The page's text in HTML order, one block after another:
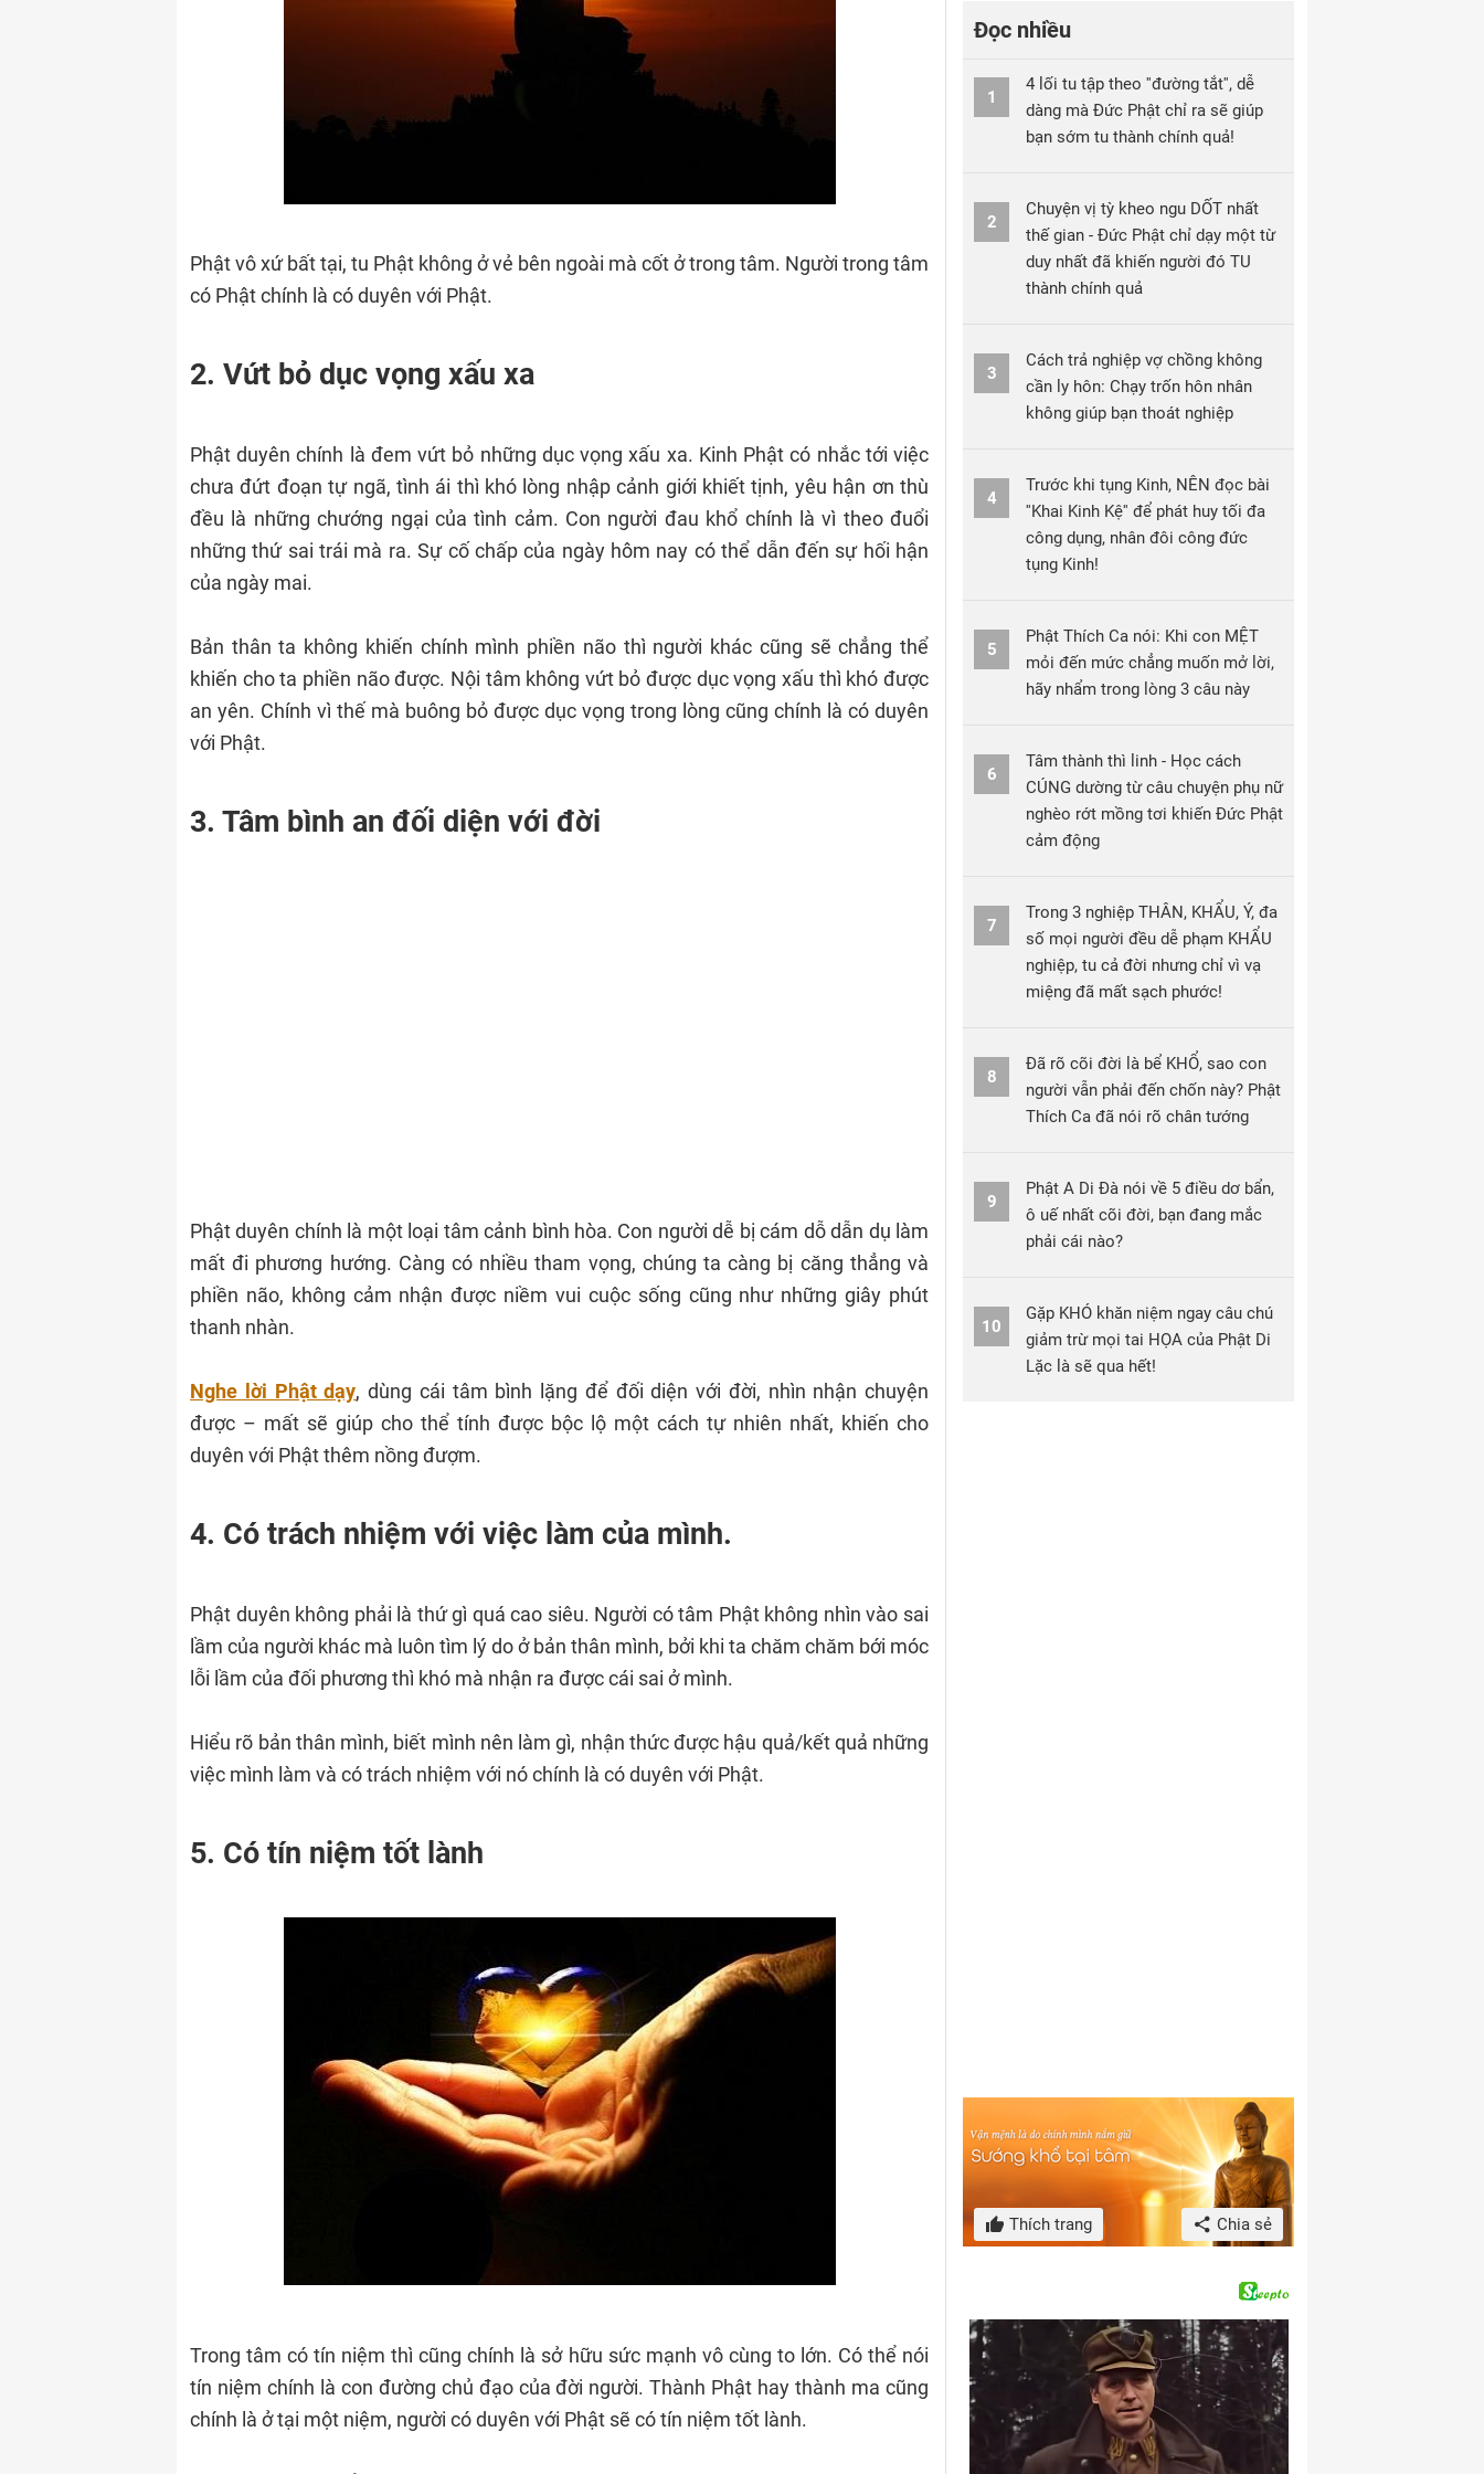
Phật vô xứ bất tại, tu Phật không ở vẻ bên ngoài mà cốt ở trong tâm. Người trong tâm
có Phật chính là có duyên với Phật.
2. Vứt bỏ dục vọng xấu xa
Phật duyên chính là đem vứt bỏ những dục vọng xấu xa. Kinh Phật có nhắc tới việc
chưa đứt đoạn tự ngã, tình ái thì khó lòng nhập cảnh giới khiết tịnh, yêu hận ơn thù
đều là những chướng ngại của tình cảm. Con người đau khổ chính là vì theo đuổi
những thứ sai trái mà ra. Sự cố chấp của ngày hôm nay có thể dẫn đến sự hối hận
của ngày mai.
Bản thân ta không khiến chính mình phiền não thì người khác cũng sẽ chẳng thể
khiến cho ta phiền não được. Nội tâm không vứt bỏ được dục vọng xấu thì khó được
an yên. Chính vì thế mà buông bỏ được dục vọng trong lòng cũng chính là có duyên
với Phật.
3. Tâm bình an đối diện với đời
Phật duyên chính là một loại tâm cảnh bình hòa. Con người dễ bị cám dỗ dẫn dụ làm
mất đi phương hướng. Càng có nhiều tham vọng, chúng ta càng bị căng thẳng và
phiền não, không cảm nhận được niềm vui cuộc sống cũng như những giây phút
thanh nhàn.
Nghe lời Phật dạy, dùng cái tâm bình lặng để đối diện với đời, nhìn nhận chuyện
được – mất sẽ giúp cho thể tính được bộc lộ một cách tự nhiên nhất, khiến cho
duyên với Phật thêm nồng đượm.
4. Có trách nhiệm với việc làm của mình.
Phật duyên không phải là thứ gì quá cao siêu. Người có tâm Phật không nhìn vào sai
lầm của người khác mà luôn tìm lý do ở bản thân mình, bởi khi ta chăm chăm bới móc
lỗi lầm của đối phương thì khó mà nhận ra được cái sai ở mình.
Hiểu rõ bản thân mình, biết mình nên làm gì, nhận thức được hậu quả/kết quả những
việc mình làm và có trách nhiệm với nó chính là có duyên với Phật.
5. Có tín niệm tốt lành
Trong tâm có tín niệm thì cũng chính là sở hữu sức mạnh vô cùng to lớn. Có thể nói
tín niệm chính là con đường chủ đạo của đời người. Thành Phật hay thành ma cũng
chính là ở tại một niệm, người có duyên với Phật sẽ có tín niệm tốt lành.
Đọc nhiều
1
4 lối tu tập theo ''đường tắt'', dễ
dàng mà Đức Phật chỉ ra sẽ giúp
bạn sớm tu thành chính quả!
2
Chuyện vị tỳ kheo ngu DỐT nhất
thế gian - Đức Phật chỉ dạy một từ
duy nhất đã khiến người đó TU
thành chính quả
3
Cách trả nghiệp vợ chồng không
cần ly hôn: Chạy trốn hôn nhân
không giúp bạn thoát nghiệp
4
Trước khi tụng Kinh, NÊN đọc bài
''Khai Kinh Kệ'' để phát huy tối đa
công dụng, nhân đôi công đức
tụng Kinh!
5
Phật Thích Ca nói: Khi con MỆT
mỏi đến mức chẳng muốn mở lời,
hãy nhẩm trong lòng 3 câu này
6
Tâm thành thì linh - Học cách
CÚNG dường từ câu chuyện phụ nữ
nghèo rớt mồng tơi khiến Đức Phật
cảm động
7
Trong 3 nghiệp THÂN, KHẨU, Ý, đa
số mọi người đều dễ phạm KHẨU
nghiệp, tu cả đời nhưng chỉ vì vạ
miệng đã mất sạch phước!
8
Đã rõ cõi đời là bể KHỔ, sao con
người vẫn phải đến chốn này? Phật
Thích Ca đã nói rõ chân tướng
9
Phật A Di Đà nói về 5 điều dơ bẩn,
ô uế nhất cõi đời, bạn đang mắc
phải cái nào?
10
Gặp KHÓ khăn niệm ngay câu chú
giảm trừ mọi tai HỌA của Phật Di
Lặc là sẽ qua hết!
Thích trang Chia sẻ